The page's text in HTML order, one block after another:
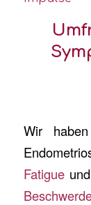
Wir
Fatigueund